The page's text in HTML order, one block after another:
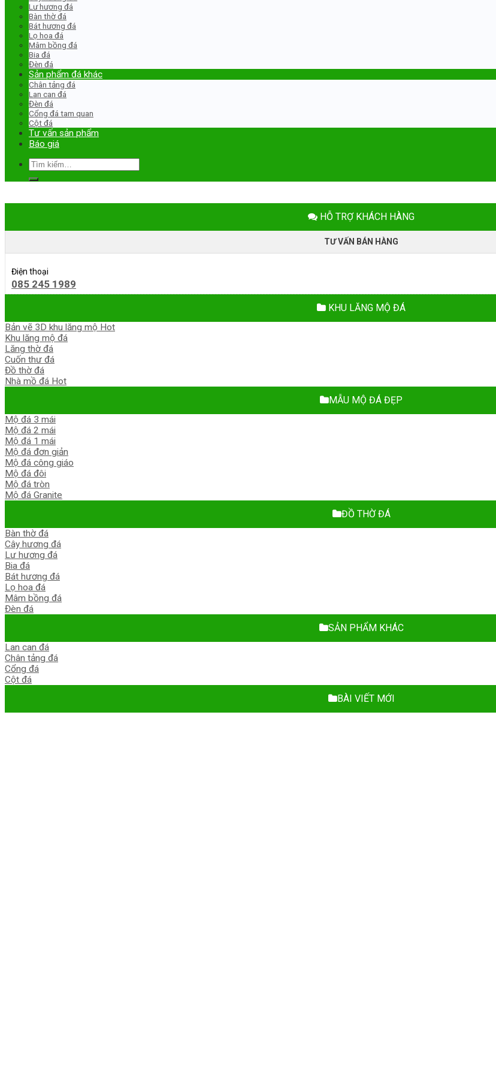
Lư hương đá
Bàn thờ đá
Bát hương đá
Lọ hoa đá
Mâm bồng đá
Bia đá
Đèn đá
Sản phẩm đá khác
Chân tảng đá
Lan can đá
Đèn đá
Cổng đá tam quan
Cột đá
Tư vấn sản phẩm
Báo giá
Tìm
kiếm:
HỖ TRỢ KHÁCH HÀNG
TƯ VẤN BÁN HÀNG
Điện thoại
085 245 1989
KHU LĂNG MỘ ĐÁ
Bản vẽ 3D khu lăng mộ
Khu lăng mộ đá
Lăng thờ đá
Cuốn thư đá
Đồ thờ đá
Nhà mồ đá
MẪU MỘ ĐÁ ĐẸP
Mộ đá 3 mái
Mộ đá 2 mái
Mộ đá 1 mái
Mộ đá đơn giản
Mộ đá công giáo
Mộ đá đôi
Mộ đá tròn
Mộ đá Granite
ĐỒ THỜ ĐÁ
Bàn thờ đá
Cây hương đá
Lư hương đá
Bia đá
Bát hương đá
Lọ hoa đá
Mâm bồng đá
Đèn đá
SẢN PHẨM KHÁC
Lan can đá
Chân tảng đá
Cổng đá
Cột đá
BÀI VIẾT MỚI